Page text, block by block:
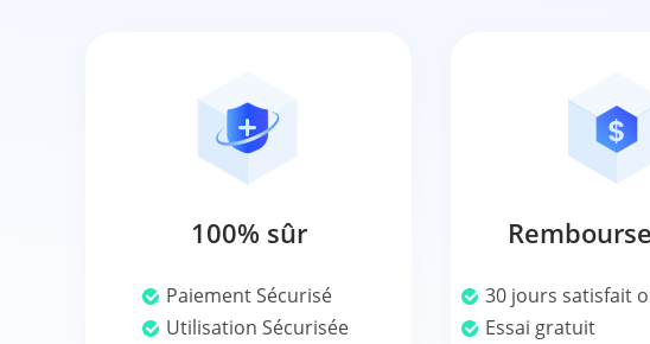
100% sûr
Paiement Sécurisé
Utilisation Sécurisée
30 jours satisfait
Essai gratuit